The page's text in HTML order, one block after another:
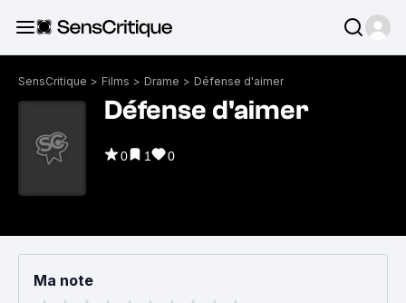
SensCritique > Films > Drame > Défense d'aimer
Défense d'aimer
0 1 0
Ma note